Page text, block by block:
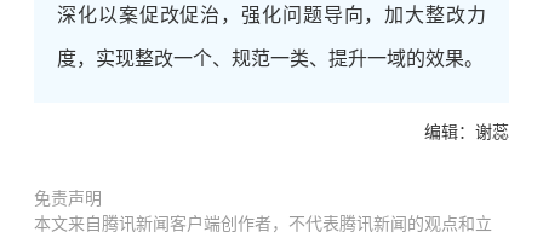
深化以案促改促治，强化问题导向，加大整改力
度，实现整改一个、规范一类、提升一域的效果。
编辑：谢蕊
免责声明
本文来自腾讯新闻客户端创作者，不代表腾讯新闻的观点和立